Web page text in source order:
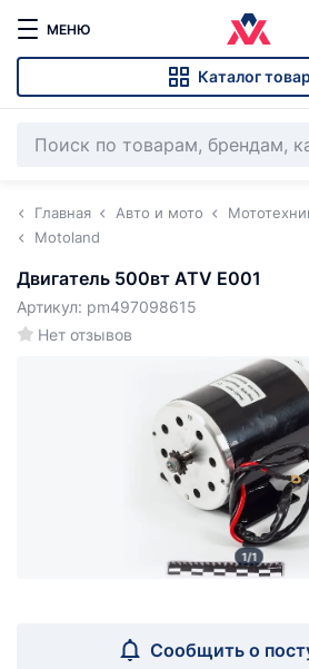
МЕНЮ
Каталог
Главная Авто и мото
Motoland
Двигатель 500вт ATV E001
Нет отзывов
Артикул: pm497098615
1/1
Сообщить о